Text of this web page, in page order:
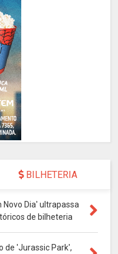
BILHETERIA
Novo Dia' ultrapassa
de bilheteria
de 'Jurassic Park',